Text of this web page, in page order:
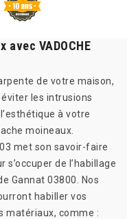
avec VADOCHE
de votre maison,
les intrusions
à votre
moineaux.
03 met son savoir-faire
de l’habillage
Gannat 03800. Nos
habiller vos
matériaux, comme :